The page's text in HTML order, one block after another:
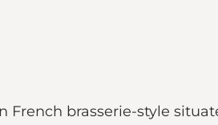
brasserie-style